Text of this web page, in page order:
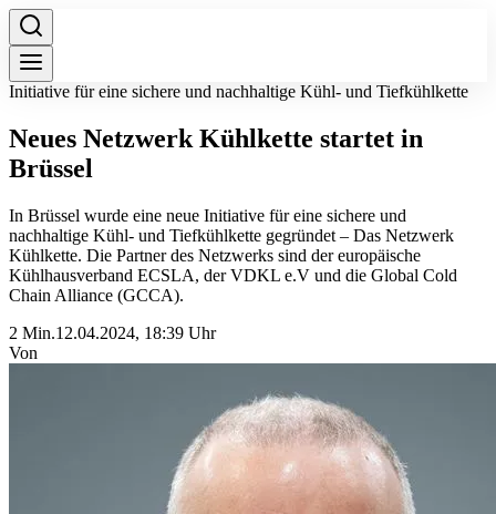
Initiative für eine sichere und nachhaltige Kühl- und Tiefkühlkette
Neues Netzwerk Kühlkette startet in
Brüssel
In Brüssel wurde eine neue Initiative für eine sichere und
nachhaltige Kühl- und Tiefkühlkette gegründet – Das Netzwerk
Kühlkette. Die Partner des Netzwerks sind der europäische
Kühlhausverband ECSLA, der VDKL e.V und die Global Cold
Chain Alliance (GCCA).
2 Min.12.04.2024, 18:39 Uhr
Von